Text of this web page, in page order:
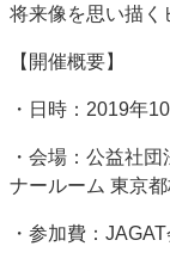
特集・デジタル印刷
JAPAN PACK 2023 特集
発刊案内
運営
将来像を思い描く
【開催概要】
・日時：2019年
・会場：公益社
ナールーム 東京
・参加費：